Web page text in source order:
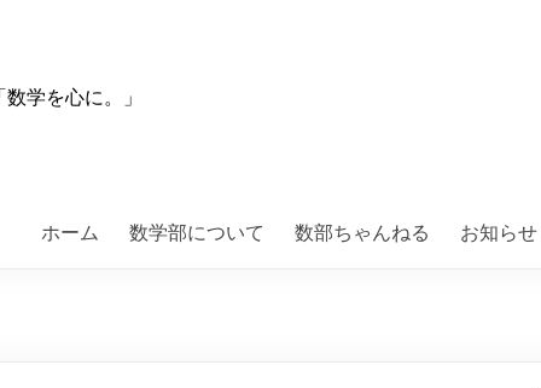
数学を心に。」
ホーム 数学部について 数部ちゃんねる お知らせ